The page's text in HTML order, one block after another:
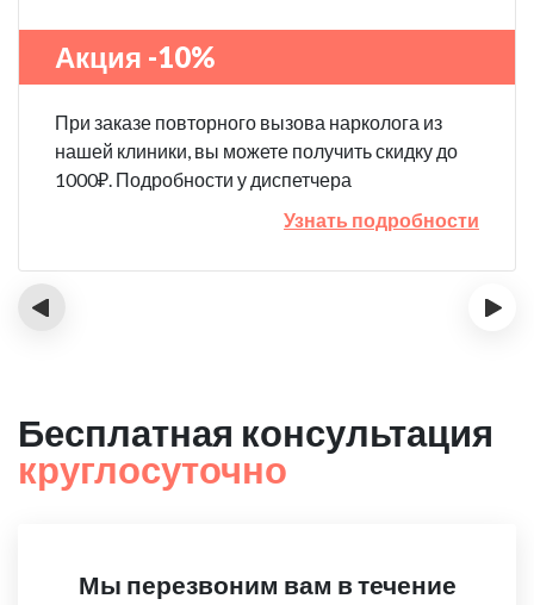
Акция -10%
При заказе повторного вызова нарколога из
нашей клиники, вы можете получить скидку до
1000₽. Подробности у диспетчера
Узнать подробности
‹ ›
Бесплатная консультация
круглосуточно
Мы перезвоним вам в течение